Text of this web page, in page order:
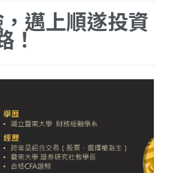
邁上順遂投資
！